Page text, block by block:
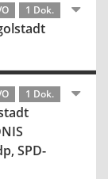
1 Dok.
1 Dok.
SPD-